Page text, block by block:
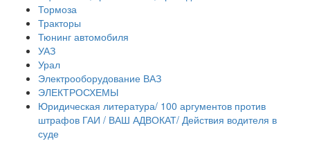
Тормоза
Тракторы
Тюнинг автомобиля
УАЗ
Урал
Электрооборудование ВАЗ
ЭЛЕКТРОСХЕМЫ
Юридическая литература/ 100 аргументов против
штрафов ГАИ / ВАШ АДВОКАТ/ Действия водителя в
суде